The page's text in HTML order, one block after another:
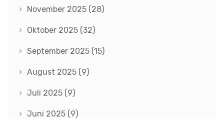
November 2025 (28)
Oktober 2025 (32)
September 2025 (15)
August 2025 (9)
Juli 2025 (9)
Juni 2025 (9)